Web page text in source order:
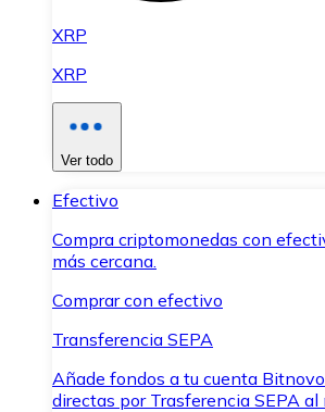
XRP
XRP
Ver todo
Efectivo
Compra criptomonedas con
más cercana.
Comprar con efectivo
Transferencia SEPA
Añade fondos a tu cuenta
directas por Trasferencia SEPA al